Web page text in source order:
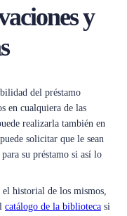
y
del préstamo
en cualquiera de las
realizarla también en
solicitar que le sean
su préstamo si así lo
el historial de los mismos,
catálogo de la biblioteca si